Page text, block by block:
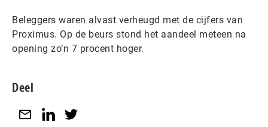
Beleggers waren alvast verheugd met de cijfers van
Proximus. Op de beurs stond het aandeel meteen na
opening zo’n 7 procent hoger.
Deel